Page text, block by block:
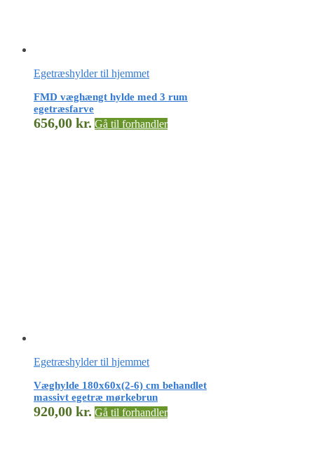
Egetræshylder til hjemmet
FMD væghængt hylde med 3 rum
egetræsfarve
656,00 kr. Gå til forhandler
Egetræshylder til hjemmet
Væghylde 180x60x(2-6) cm behandlet
massivt egetræ mørkebrun
920,00 kr. Gå til forhandler